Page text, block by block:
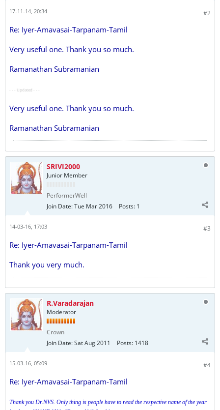
#2
17-11-14, 20:34
Re: Iyer-Amavasai-Tarpanam-Tamil
Very useful one. Thank you so much.
Ramanathan Subramanian
- - - Updated - - -
Very useful one. Thank you so much.
Ramanathan Subramanian
SRIVI2000
Junior Member
PerformerWell
Join Date:Tue Mar 2016 Posts: 1
#3
14-03-16, 17:03
Re: Iyer-Amavasai-Tarpanam-Tamil
Thank you very much.
R.Varadarajan
Moderator
Crown
Join Date:Sat Aug 2011 Posts: 1418
#4
15-03-16, 05:09
Re: Iyer-Amavasai-Tarpanam-Tamil
Thank you Dr.NVS. Only thing is people have to read the respective name of the year